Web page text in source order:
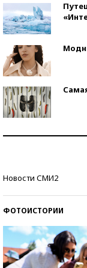
Новости СМИ2
ФОТОИСТОРИИ